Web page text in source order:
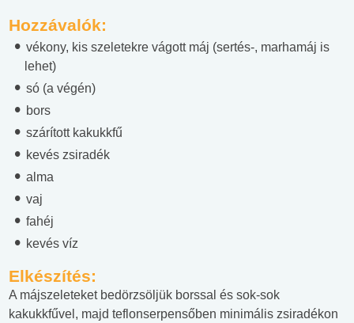
Hozzávalók:
vékony, kis szeletekre vágott máj (sertés-, marhamáj is
lehet)
só (a végén)
bors
szárított kakukkfű
kevés zsiradék
alma
vaj
fahéj
kevés víz
Elkészítés:
A májszeleteket bedörzsöljük borssal és sok-sok
kakukkfűvel, majd teflonserpensőben minimális zsiradékon